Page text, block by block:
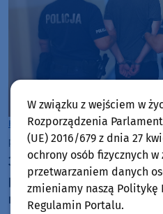
Kościerzyna
piątek, 31 lipca 2026, 11:52
33-latek w Kościerzynie
piętra. W mieszkaniu miał
narkotyków
W związku z wejściem w
Rozporządzenia
(UE) 2016/679 z dnia 27
ochrony osób fizycznych w
przetwarzaniem danych
zmieniamy naszą Politykę
Regulamin Portalu.